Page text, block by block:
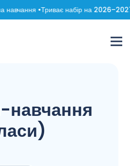
• Триває набір на 2026–2027